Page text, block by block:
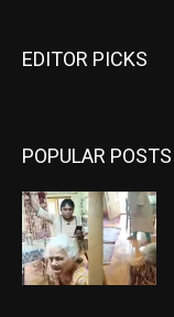
EDITOR PICKS
POPULAR POSTS